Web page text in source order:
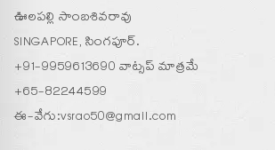
ఊలపల్లి సాంబశివరావు
SINGAPORE, సింగపూర్.
+91-9959613690 వాట్సప్ మాత్రమే
+65-82244599
ఈ-వేగు:vsrao50@gmail.com